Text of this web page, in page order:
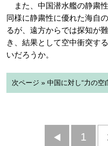
また、中国潜水艦の静粛
同様に静粛性に優れた海自
るが、遠方からでは探知が
き、結果として空中衝突す
いだろうか。
次ページ » 中国に対し“力の空
前
1